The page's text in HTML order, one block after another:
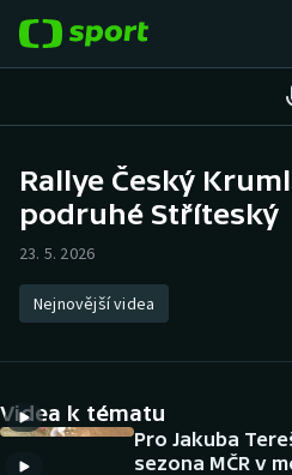
Hokej
Atletika
DALŠÍ SPORTY
Rallye Český
podruhé Stříteský
23. 5. 2026
Nejnovější videa
Videa k tématu
Pro Jakuba
sezona MČR v